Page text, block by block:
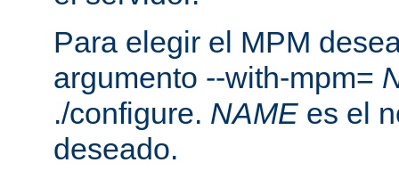
Para elegir el MPM
argumento --with-mpm=
./configure. NAME es el
deseado.